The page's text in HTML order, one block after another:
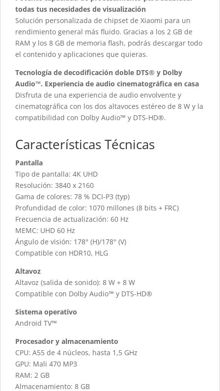
todas tus necesidades de visualización
Solución personalizada de chipset de Xiaomi para un
rendimiento general más fluido. Gracias a los 2 GB de
RAM y los 8 GB de memoria flash, podrás descargar todo
el contenido y aplicaciones que quieras.
Tecnología de decodificación doble DTS® y Dolby
Audio™. Experiencia de audio cinematográfica en casa
Disfruta de una experiencia de audio envolvente y
cinematográfica con los dos altavoces estéreo de 8 W y la
compatibilidad con Dolby Audio™ y DTS-HD®.
Características Técnicas
Pantalla
Tipo de pantalla: 4K UHD
Resolución: 3840 x 2160
Gama de colores: 78 % DCI-P3 (typ)
Profundidad de color: 1070 millones (8 bits + FRC)
Frecuencia de actualización: 60 Hz
MEMC: UHD 60 Hz
Ángulo de visión: 178° (H)/178° (V)
Compatible con HDR10, HLG
Altavoz
Altavoz (salida de sonido): 8 W + 8 W
Compatible con Dolby Audio™ y DTS-HD®
Sistema operativo
Android TV™
Procesador y almacenamiento
CPU: A55 de 4 núcleos, hasta 1,5 GHz
GPU: Mali 470 MP3
RAM: 2 GB
Almacenamiento: 8 GB